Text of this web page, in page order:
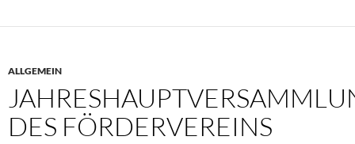
ALLGEMEIN
DES FÖRDERVEREINS